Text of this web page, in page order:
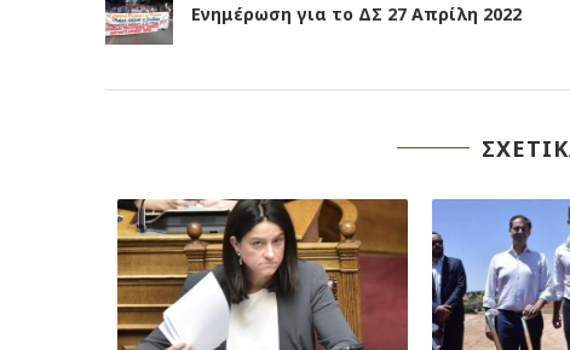
Ενημέρωση για το ΔΣ 27 Απρίλη 2022